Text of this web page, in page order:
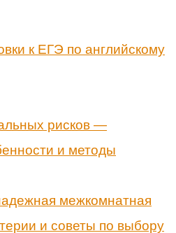
к ЕГЭ по английскому
рисков —
и методы
межкомнатная
и советы по выбору